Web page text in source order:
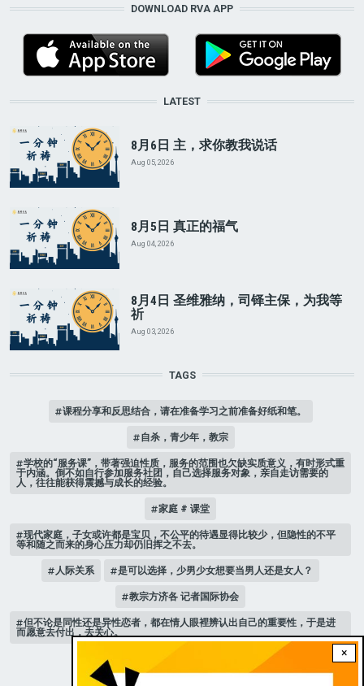
×
DOWNLOAD RVA APP
LATEST
8月6日 主，求你教我说话
Aug 05, 2026
8月5日 真正的福气
Aug 04, 2026
8月4日 圣维雅纳，司铎主保，为我等
祈
Aug 03, 2026
TAGS
课程分享和反思结合，请在准备学习之前准备好纸和笔。
自杀，青少年，教宗
学校的“服务课”，带著强迫性质，服务的范围也欠缺实质意义，有时形式重
于内涵。倒不如自行参加服务社团，自己选择服务对象，亲自走访需要的
人，往往能获得震撼与成长的经验。
家庭 # 课堂
现代家庭，子女或许都是宝贝，不公平的待遇显得比较少，但隐性的不平
等和随之而来的身心压力却仍旧挥之不去。
人际关系 是可以选择，少男少女想要当男人还是女人？
教宗方济各 记者国际协会
但不论是同性还是异性恋者，都在情人眼裡辨认出自己的重要性，于是进
而愿意去付出，去关心。